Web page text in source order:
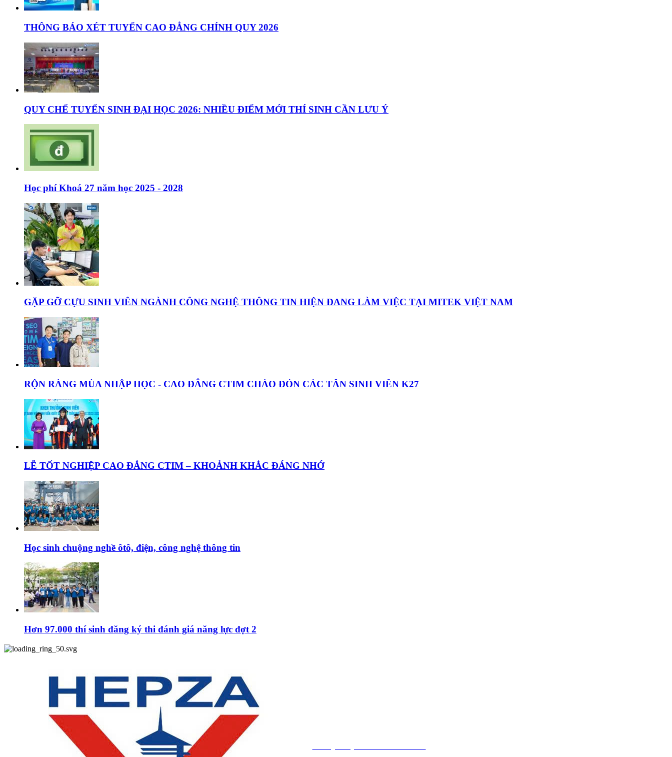
THÔNG BÁO XÉT TUYỂN CAO ĐẲNG CHÍNH QUY 2026
QUY CHẾ TUYỂN SINH ĐẠI HỌC 2026: NHIỀU ĐIỂM MỚI THÍ SINH CẦN LƯU Ý
Học phí Khoá 27 năm học 2025 - 2028
GẶP GỠ CỰU SINH VIÊN NGÀNH CÔNG NGHỆ THÔNG TIN HIỆN ĐANG LÀM VIỆC TẠI MITEK VIỆT NAM
RỘN RÀNG MÙA NHẬP HỌC - CAO ĐẲNG CTIM CHÀO ĐÓN CÁC TÂN SINH VIÊN K27
LỄ TỐT NGHIỆP CAO ĐẲNG CTIM – KHOẢNH KHẮC ĐÁNG NHỚ
Học sinh chuộng nghề ôtô, điện, công nghệ thông tin
Hơn 97.000 thí sinh đăng ký thi đánh giá năng lực đợt 2